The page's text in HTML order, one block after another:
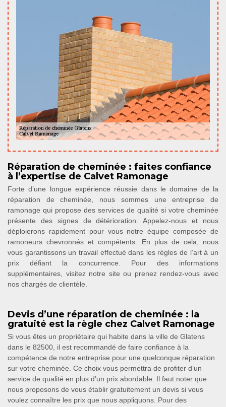
Réparation de cheminée : faites confiance
à l’expertise de Calvet Ramonage
Forte d’une longue expérience réussie dans le domaine de la
réparation de cheminée, nous sommes une entreprise de
ramonage qui propose des services de qualité si votre cheminée
présente des signes de détérioration. Appelez-nous et nous
déploierons rapidement pour vous notre équipe composée de
ramoneurs chevronnés et compétents. En plus de cela, nous
vous garantissons un travail effectué dans les règles de l’art à un
prix défiant la concurrence. Pour des informations
supplémentaires, visitez notre site ou prenez rendez-vous avec
nos chargés de clientèle.
Devis d’une réparation de cheminée : la
gratuité est la règle chez Calvet Ramonage
Si vous êtes un propriétaire qui habite dans la ville de Glatens
dans le 82500, il est recommandé de faire confiance à la
compétence de notre entreprise pour une quelconque réparation
sur votre cheminée. Ce choix vous permettra de profiter d’un
service de qualité en plus d’un prix abordable. Il faut noter que
nous proposons de vous établir gratuitement un devis si vous
voulez connaître les prix que nous appliquons. Pour des